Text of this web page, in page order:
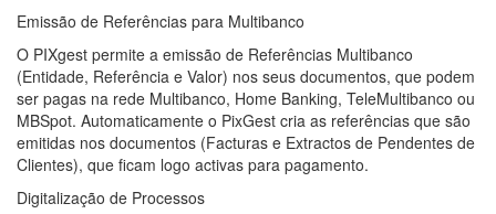
Emissão de Referências para Multibanco
O PIXgest permite a emissão de Referências Multibanco
(Entidade, Referência e Valor) nos seus documentos, que podem
ser pagas na rede Multibanco, Home Banking, TeleMultibanco ou
MBSpot. Automaticamente o PixGest cria as referências que são
emitidas nos documentos (Facturas e Extractos de Pendentes de
Clientes), que ficam logo activas para pagamento.
Digitalização de Processos